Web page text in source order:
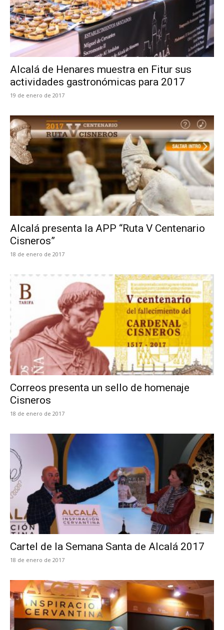
Alcalá de Henares muestra en Fitur sus
actividades gastronómicas para 2017
19 de enero de 2017
Alcalá presenta la APP “Ruta V Centenario
Cisneros”
18 de enero de 2017
Correos presenta un sello de homenaje
Cisneros
18 de enero de 2017
Cartel de la Semana Santa de Alcalá 2017
18 de enero de 2017